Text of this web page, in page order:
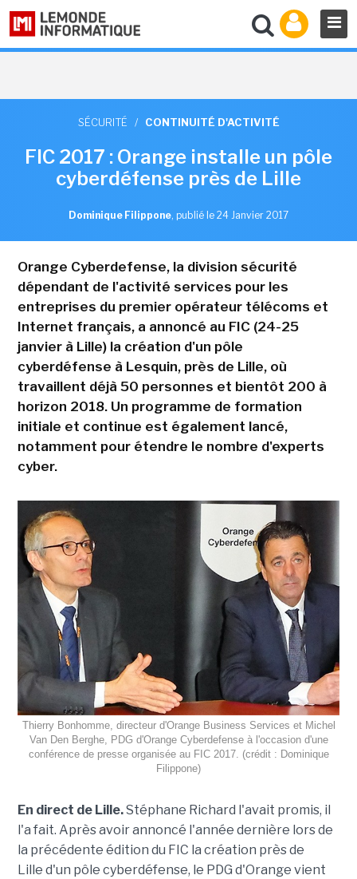
SÉCURITÉ / CONTINUITÉ D'ACTIVITÉ
FIC 2017 : Orange installe un pôle
cyberdéfense près de Lille
Dominique Filippone, publié le 24 Janvier 2017
Orange Cyberdefense, la division sécurité
dépendant de l'activité services pour les
entreprises du premier opérateur télécoms et
Internet français, a annoncé au FIC (24-25
janvier à Lille) la création d'un pôle
cyberdéfense à Lesquin, près de Lille, où
travaillent déjà 50 personnes et bientôt 200 à
horizon 2018. Un programme de formation
initiale et continue est également lancé,
notamment pour étendre le nombre d'experts
cyber.
Thierry Bonhomme, directeur d'Orange Business Services et Michel
Van Den Berghe, PDG d'Orange Cyberdefense à l'occasion d'une
conférence de presse organisée au FIC 2017. (crédit : Dominique
Filippone)
En direct de Lille.Stéphane Richard l'avait promis, il
l'a fait. Après avoir annoncé l'année dernière lors de
la précédente édition du FIC la création près de
Lille d'un pôle cyberdéfense, le PDG d'Orange vient